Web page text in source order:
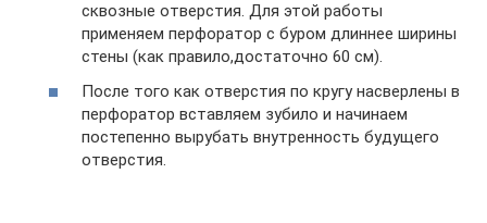
сквозные отверстия. Для этой работы
применяем перфоратор с буром длиннее ширины
стены (как правило,достаточно 60 см).
После того как отверстия по кругу насверлены в
перфоратор вставляем зубило и начинаем
постепенно вырубать внутренность будущего
отверстия.